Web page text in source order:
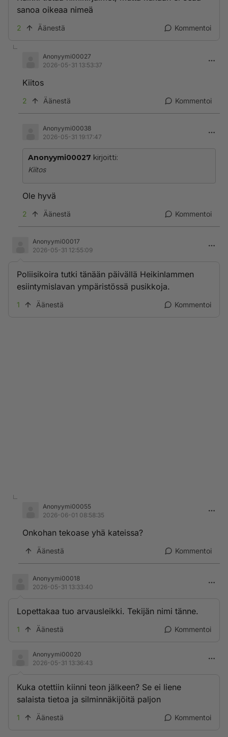
sanoa oikeaa nimeä
2 Äänestä Kommentoi
Anonyymi00027
2026-05-31 13:53:37
Kiitos
2 Äänestä Kommentoi
Anonyymi00038
2026-05-31 19:17:47
Anonyymi00027 kirjoitti:
Kiitos
Ole hyvä
2 Äänestä Kommentoi
Anonyymi00017
2026-05-31 12:55:09
Poliisikoira tutki tänään päivällä Heikinlammen
esiintymislavan ympäristössä pusikkoja.
1 Äänestä Kommentoi
Anonyymi00055
2026-06-01 08:58:35
Onkohan tekoase yhä kateissa?
Äänestä Kommentoi
Anonyymi00018
2026-05-31 13:33:40
Lopettakaa tuo arvausleikki. Tekijän nimi tänne.
1 Äänestä Kommentoi
Anonyymi00020
2026-05-31 13:36:43
Kuka otettiin kiinni teon jälkeen? Se ei liene
salaista tietoa ja silminnäkijöitä paljon
1 Äänestä Kommentoi